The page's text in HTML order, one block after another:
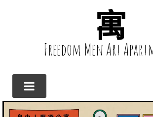
寓
Freedom Men Art